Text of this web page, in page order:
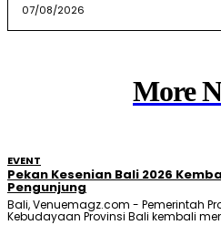
07/08/2026
More
EVENT
Pekan Kesenian Bali 2026
Pengunjung
Bali, Venuemagz.com - Pemerintah
Kebudayaan Provinsi Bali kembali